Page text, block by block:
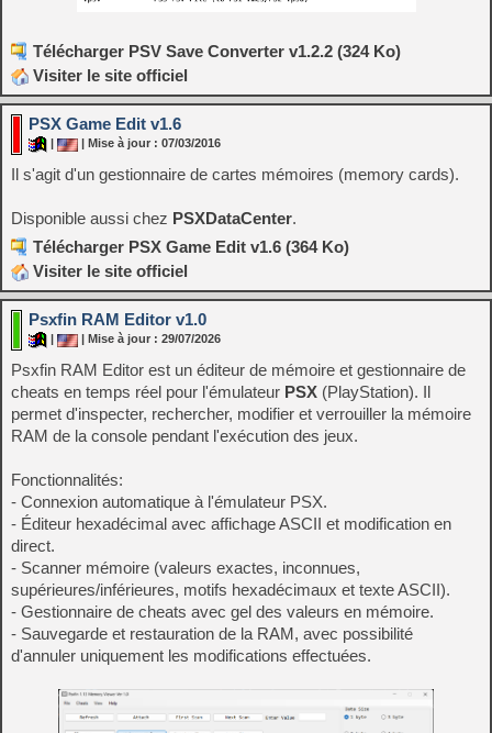
Télécharger PSV Save Converter v1.2.2 (324 Ko)
Visiter le site officiel
PSX Game Edit v1.6
| Mise à jour : 07/03/2016
Il s'agit d'un gestionnaire de cartes mémoires (memory cards).
Disponible aussi chez PSXDataCenter.
Télécharger PSX Game Edit v1.6 (364 Ko)
Visiter le site officiel
Psxfin RAM Editor v1.0
| Mise à jour : 29/07/2026
Psxfin RAM Editor est un éditeur de mémoire et gestionnaire de
cheats en temps réel pour l'émulateur PSX (PlayStation). Il
permet d'inspecter, rechercher, modifier et verrouiller la mémoire
RAM de la console pendant l'exécution des jeux.
Fonctionnalités:
- Connexion automatique à l'émulateur PSX.
- Éditeur hexadécimal avec affichage ASCII et modification en
direct.
- Scanner mémoire (valeurs exactes, inconnues,
supérieures/inférieures, motifs hexadécimaux et texte ASCII).
- Gestionnaire de cheats avec gel des valeurs en mémoire.
- Sauvegarde et restauration de la RAM, avec possibilité
d'annuler uniquement les modifications effectuées.